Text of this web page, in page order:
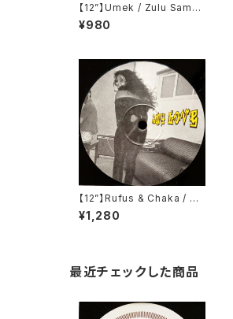
【12”】Umek / Zulu Samur
ai (Recon Warriors) (RW
1)
¥980
【12”】Rufus & Chaka / An
y Love (Remix) (Ransom
Records) (AN001)
¥1,280
最近チェックした商品